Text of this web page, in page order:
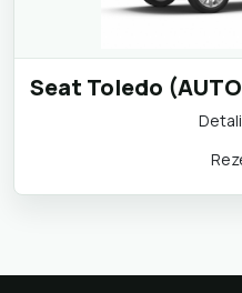
Seat Toledo